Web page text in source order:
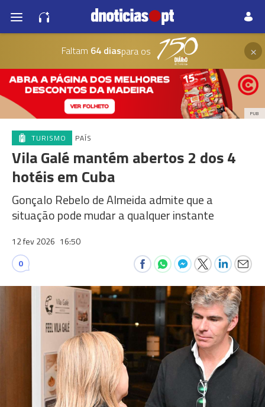
Faltam 64 diaspara os ×
PUB
TURISMO PAÍS
Vila Galé mantém abertos 2 dos 4
hotéis em Cuba
Gonçalo Rebelo de Almeida admite que a
situação pode mudar a qualquer instante
12 fev 2026 16:50
0